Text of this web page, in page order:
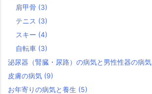
肩甲骨 (3)
テニス (3)
スキー (4)
自転車 (3)
泌尿器（腎臓・尿路）の病気と男性性器の病気
皮膚の病気 (9)
お年寄りの病気と養生 (5)